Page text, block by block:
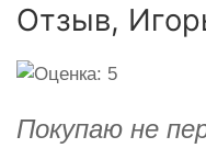
Отзыв,
Покупаю не